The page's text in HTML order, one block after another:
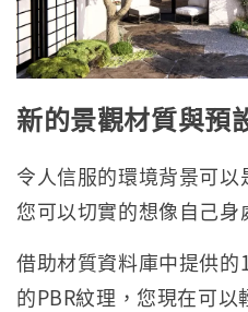
新的景觀材質與預
令人信服的環境背景可
您可以切實的想像自己身
借助材質資料庫中提供
的PBR紋理，您現在可